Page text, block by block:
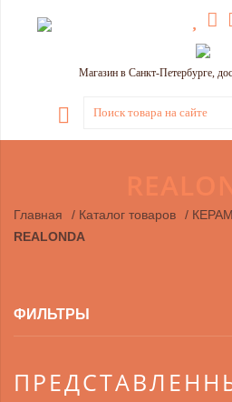
Магазин в Санкт-Петербурге,
Главная / Каталог товаров /
REALONDA
ФИЛЬТРЫ